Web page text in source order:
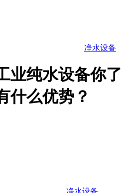
净水设备
业纯水设备你了
什么优势？
净水设备